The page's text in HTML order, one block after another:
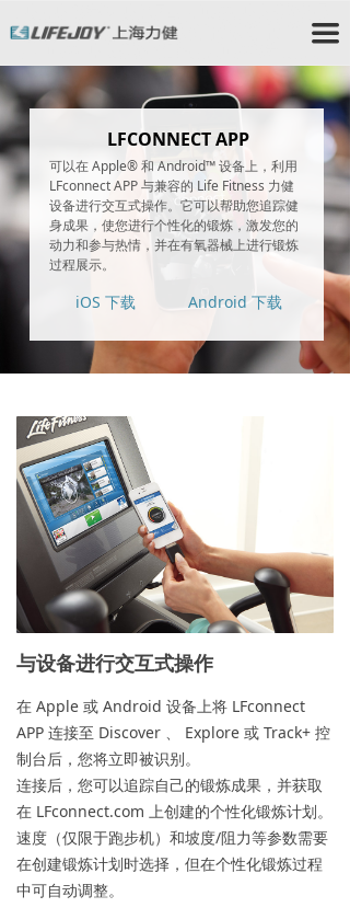
끀
驰跑步机/StarTrac跑步机/星驰健身器材/赛佰斯/赛佰斯
跑步机/CYBEX/赛佰斯健身器材/力健器械/力健
机/Lifefitness健身器材/时保雅跑步机/SportsArt跑步机/
时保雅健身器材/时保雅康复器材/时保雅康复设备
与设备进行交互式操作
在 Apple 或 Android 设备上将 LFconnect
APP 连接至 Discover 、 Explore 或 Track+ 控
制台后，您将立即被识别。
连接后，您可以追踪自己的锻炼成果，并获取
在 LFconnect.com 上创建的个性化锻炼计划。
速度（仅限于跑步机）和坡度/阻力等参数需要
在创建锻炼计划时选择，但在个性化锻炼过程
中可自动调整。
LFCONNECT APP
可以在 Apple® 和 Android™ 设备上，利用
LFconnect APP 与兼容的 Life Fitness 力健
设备进行交互式操作。它可以帮助您追踪健
身成果，使您进行个性化的锻炼，激发您的
动力和参与热情，并在有氧器械上进行锻炼
过程展示。
iOS 下载 Android 下载